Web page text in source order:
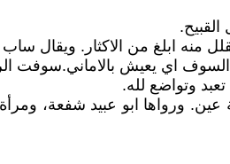
عين. ورواها ابو عبيد شفعة،